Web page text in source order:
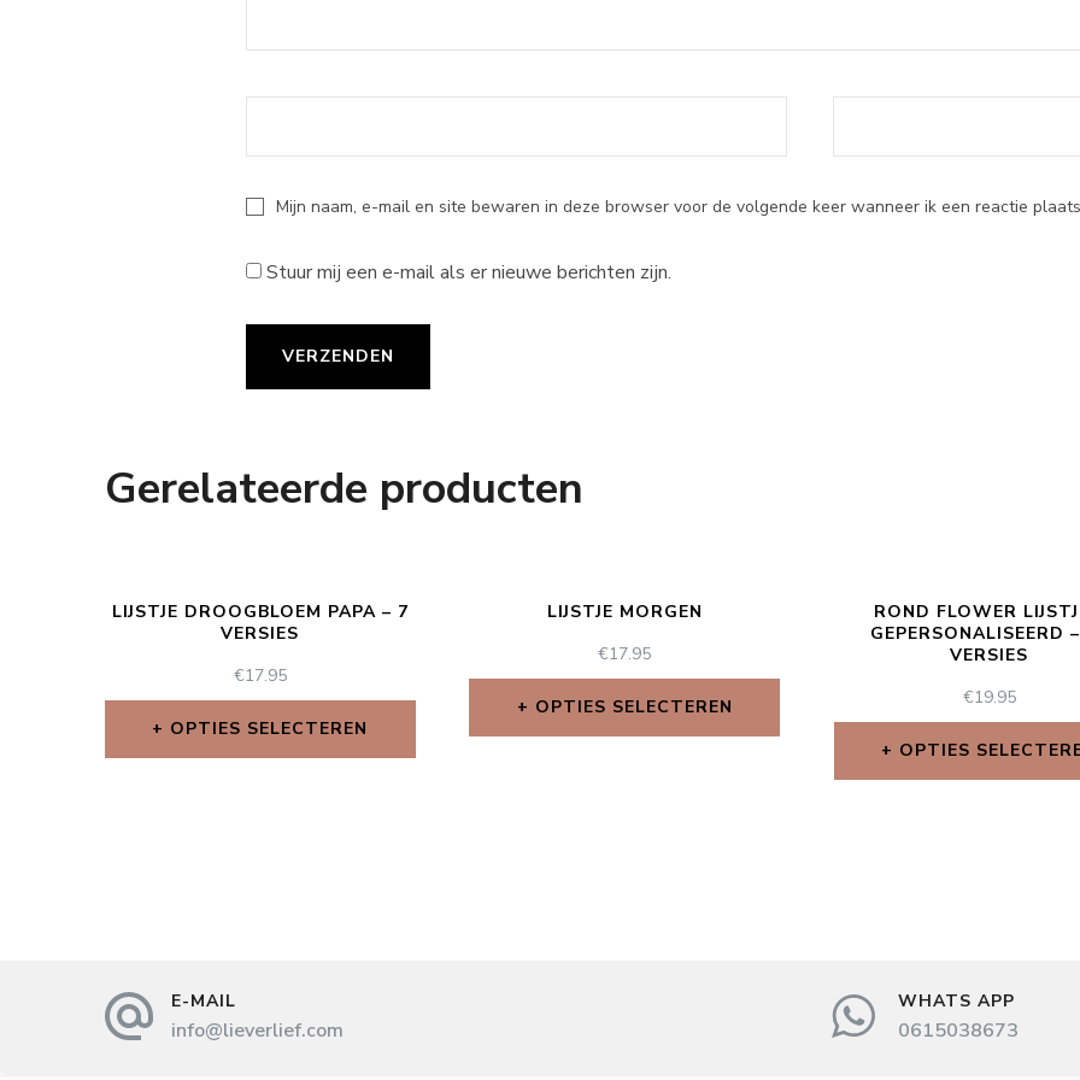
Mijn naam, e-mail en site bewaren in deze browser voor de volgende keer wanneer ik een reactie
Stuur mij een e-mail als er nieuwe berichten zijn.
Gerelateerde producten
LIJSTJE DROOGBLOEM PAPA – 7
VERSIES
€17.95
OPTIES SELECTEREN
LIJSTJE MORGEN
€17.95
OPTIES SELECTEREN
ROND FLOWER
GEPERSONALISEERD
VERSIES
€19.95
OPTIES
E-MAIL
info@lieverlief.com
WHATS APP
0615038673